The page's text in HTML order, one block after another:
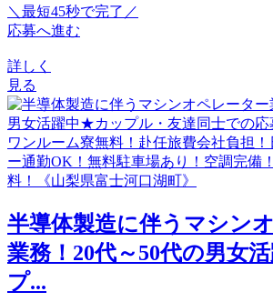
＼最短45秒で完了／
応募へ進む
詳しく
見る
半導体製造に伴うマシン
業務！20代～50代の男女
プ...